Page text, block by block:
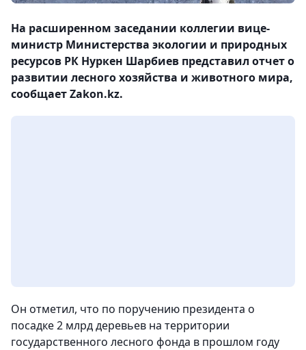
На расширенном заседании коллегии вице-
министр Министерства экологии и природных
ресурсов РК Нуркен Шарбиев представил отчет о
развитии лесного хозяйства и животного мира,
сообщает Zakon.kz.
Он отметил, что по поручению президента о
посадке 2 млрд деревьев на территории
государственного лесного фонда в прошлом году